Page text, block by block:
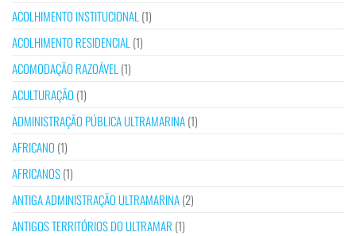
ACOLHIMENTO INSTITUCIONAL (1)
ACOLHIMENTO RESIDENCIAL (1)
ACOMODAÇÃO RAZOÁVEL (1)
ACULTURAÇÃO (1)
ADMINISTRAÇÃO PÚBLICA ULTRAMARINA(1)
AFRICANO (1)
AFRICANOS(1)
ANTIGA ADMINISTRAÇÃO ULTRAMARINA(2)
ANTIGOS TERRITÓRIOS DO ULTRAMAR (1)